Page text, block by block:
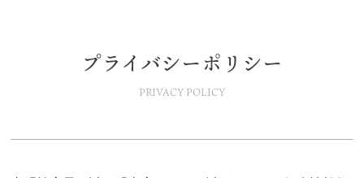
プライバシーポリシー
PRIVACY POLICY